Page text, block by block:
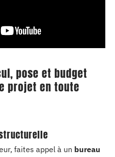
pose et budget
projet en toute
faites appel à un bureau